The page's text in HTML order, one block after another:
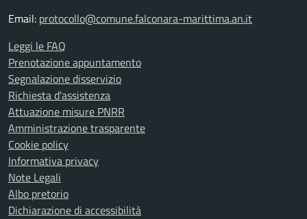
Email: protocollo@comune.falconara-marittima.an.it
Leggi le FAQ
Prenotazione appuntamento
Segnalazione disservizio
Richiesta d'assistenza
Attuazione misure PNRR
Amministrazione trasparente
Cookie policy
Informativa privacy
Note Legali
Albo pretorio
Dichiarazione di accessibilità